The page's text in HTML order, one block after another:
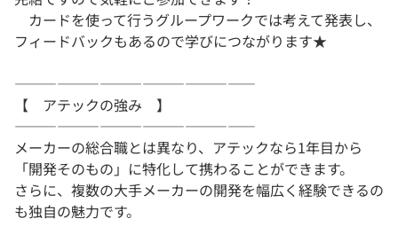
カードを使って行うグループワークでは考えて発表し、
フィードバックもあるので学びにつながります★
―――――――――――――――――
【 アテックの強み 】
―――――――――――――――――
メーカーの総合職とは異なり、アテックなら1年目から
「開発そのもの」に特化して携わることができます。
さらに、複数の大手メーカーの開発を幅広く経験できるの
も独自の魅力です。